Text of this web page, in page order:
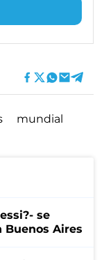
mundial
se
Buenos Aires